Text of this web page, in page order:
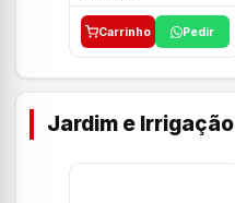
Carrinho Pedir
Jardim e Irrigação